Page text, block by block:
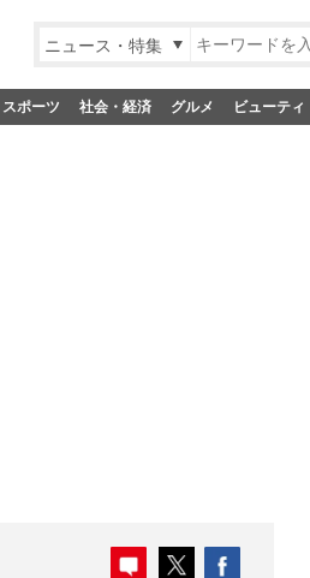
ニュース・特集
スポーツ 社会・経済 グルメ ビューティ